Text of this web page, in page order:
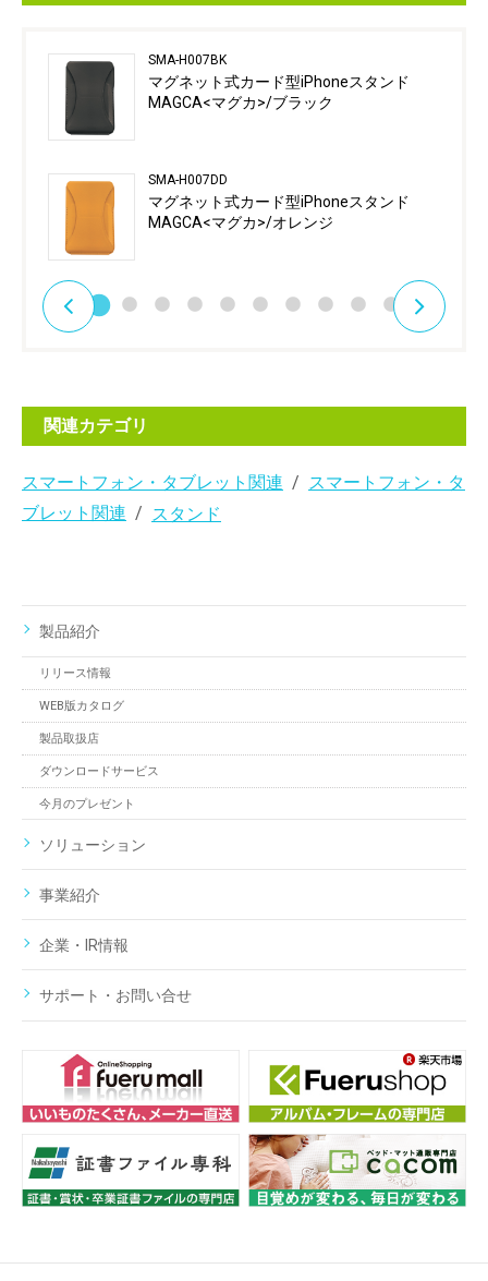
SMA-H007BK
マグネット式カード型iPhoneスタンド
MAGCA<マグカ>/ブラック
SMA-H007DD
マグネット式カード型iPhoneスタンド
MAGCA<マグカ>/オレンジ
関連カテゴリ
スマートフォン・タブレット関連
スマートフォン・タ
ブレット関連
スタンド
製品紹介
リリース情報
WEB版カタログ
製品取扱店
ダウンロードサービス
今月のプレゼント
ソリューション
事業紹介
企業・IR情報
サポート・お問い合せ